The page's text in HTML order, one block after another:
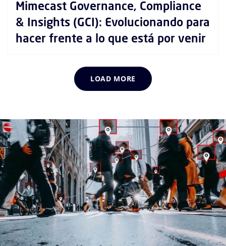
Mimecast Governance, Compliance
& Insights (GCI): Evolucionando para
hacer frente a lo que está por venir
LOAD MORE